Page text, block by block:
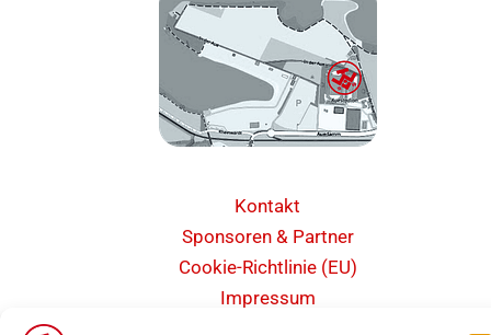
Kontakt
Sponsoren & Partner
Cookie-Richtlinie (EU)
Impressum